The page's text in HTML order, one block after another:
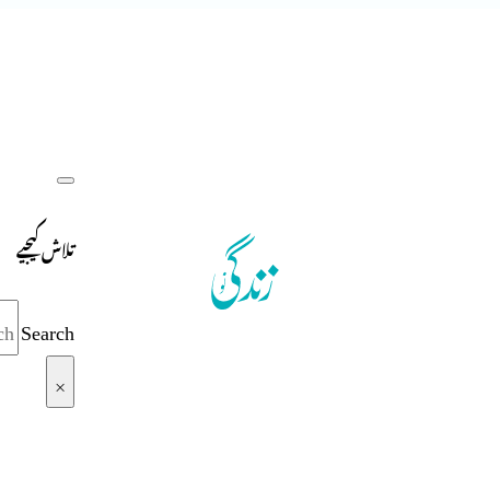
تلاش کیجیے
Search
×